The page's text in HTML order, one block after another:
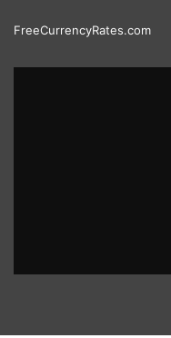
FreeCurrencyRates.com